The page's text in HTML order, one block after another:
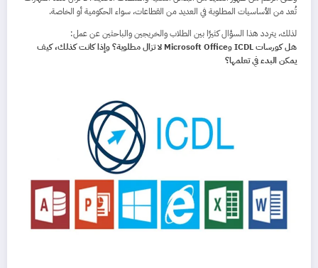
تُعد من الأساسيات المطلوبة في العديد من القطاعات، سواء الحكومية أو الخاصة.
لذلك، يتردد هذا السؤال كثيرًا بين الطلاب والخريجين والباحثين عن عمل:
هل كورسات ICDL وMicrosoft Office لا تزال مطلوبة؟ وإذا كانت كذلك، كيف
يمكن البدء في تعلمها؟